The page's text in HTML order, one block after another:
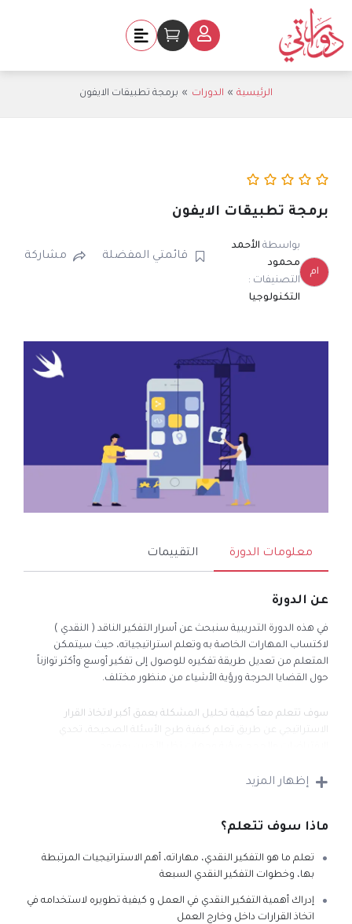
المحتوى
Cart
الرئيسية الدورات برمجة تطبيقات الايفون
برمجة تطبيقات الايفون
ام
بواسطة الأحمد
محمود
التصنيفات :
التكنولوجيا
قائمتي المفضلة مشاركة
معلومات الدورة التقييمات
عن الدورة
في هذه الدورة التدريبية سنبحث عن أسرار التفكير الناقد ( النقدي )
لاكتساب المهارات الخاصة به وتعلم استراتيجياته، حيث سيتمكن
المتعلم من تعديل طريقة تفكيره للوصول إلى تفكير أوسع وأكثر توازناً
حول القضايا الحرجة ورؤية الأشياء من منظور مختلف.
سوف تتعلم معاً كيفية تحليل المشكلة بعمق أكبر لاتخاذ القرار
الاستراتيجي عن طريق تعلم كيفية طرح الأسئلة الصحيحة، تحدي
خلال هذه الدورة التدريبية سنتعلم كيفية اختبار الفرضيات ونفهم آليات
وعاملين .
سنتحدث عن طرق التفكير للتعرف على طريقة التفكير الأنسب لك منكم
والخاصة بكم والتي ستساعدكم على اختبار وتحدي نقاط القوة و الضعف
المعرفية والفكرية الخاصة بكم.
إظهار المزيد
ماذا سوف تتعلم؟
تعلم ما هو التفكير النقدي، مهاراته، أهم الاستراتيجيات المرتبطة
بها، وخطوات التفكير النقدي السبعة
إدراك أهمية التفكير النقدي في العمل و كيفية تطويره لاستخدامه في
اتخاذ القرارات داخل وخارج العمل